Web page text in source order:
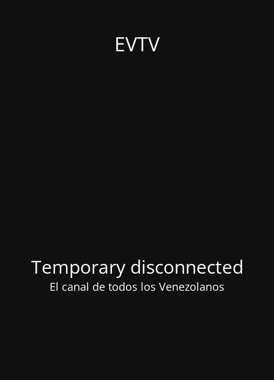
EVTV
Temporary disconnected
El canal de todos los Venezolanos